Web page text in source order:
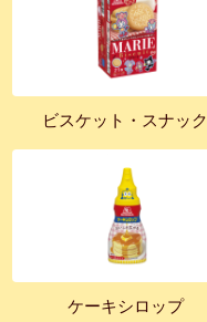
ビスケット・スナック
ケーキシロップ